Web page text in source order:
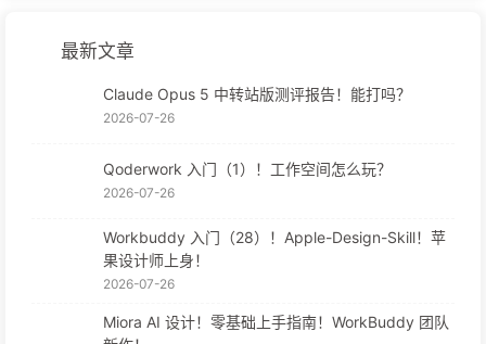
最新文章
Claude Opus 5 中转站版测评报告！能打吗？
2026-07-26
Qoderwork 入门（1）！工作空间怎么玩？
2026-07-26
Workbuddy 入门（28）！Apple-Design-Skill！苹
果设计师上身！
2026-07-26
Miora AI 设计！零基础上手指南！WorkBuddy 团队